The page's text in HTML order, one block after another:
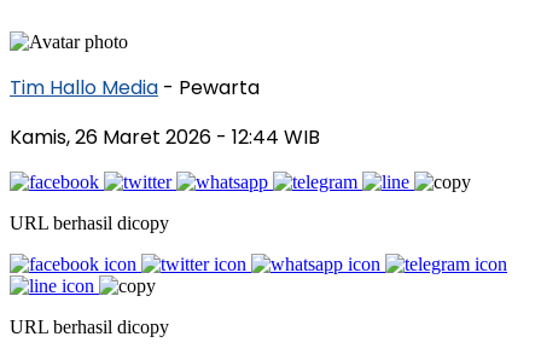
Tim Hallo Media - Pewarta
Kamis, 26 Maret 2026 - 12:44 WIB
URL berhasil dicopy
URL berhasil dicopy